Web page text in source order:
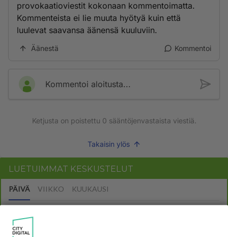
provokaatioviestit kokonaan kommentoimatta.
Kommenteista ei lie muuta hyötyä kuin että
luulevat saavansa äänensä kuuluviin.
Äänestä Kommentoi
Kommentoi aloitusta...
Ketjusta on poistettu 0 sääntöjenvastaista viestiä.
Takaisin ylös
LUETUIMMAT KESKUSTELUT
PÄIVÄ VIIKKO KUUKAUSI
kaivattusi on ?
07.08.2026 16:24